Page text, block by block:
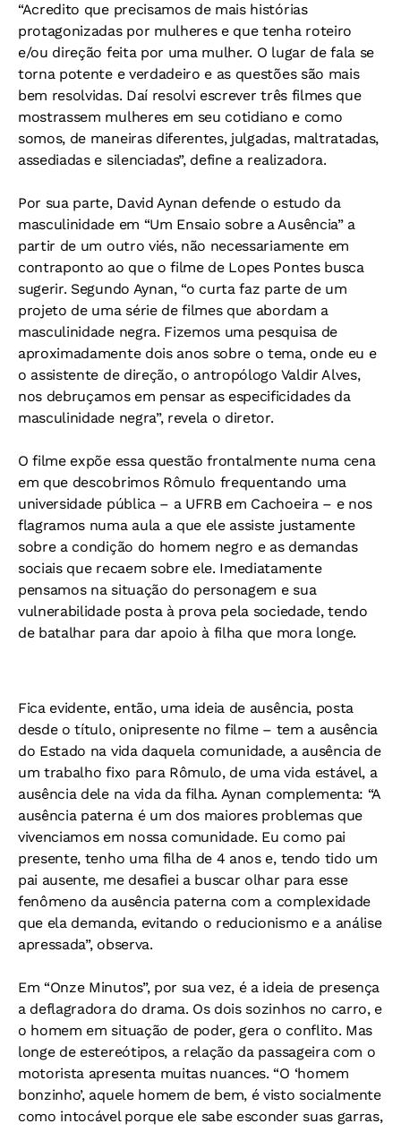
“Acredito que precisamos de mais histórias
protagonizadas por mulheres e que tenha roteiro
e/ou direção feita por uma mulher. O lugar de fala se
torna potente e verdadeiro e as questões são mais
bem resolvidas. Daí resolvi escrever três filmes que
mostrassem mulheres em seu cotidiano e como
somos, de maneiras diferentes, julgadas, maltratadas,
assediadas e silenciadas”, define a realizadora.
Por sua parte, David Aynan defende o estudo da
masculinidade em “Um Ensaio sobre a Ausência” a
partir de um outro viés, não necessariamente em
contraponto ao que o filme de Lopes Pontes busca
sugerir. Segundo Aynan, “o curta faz parte de um
projeto de uma série de filmes que abordam a
masculinidade negra. Fizemos uma pesquisa de
aproximadamente dois anos sobre o tema, onde eu e
o assistente de direção, o antropólogo Valdir Alves,
nos debruçamos em pensar as especificidades da
masculinidade negra”, revela o diretor.
O filme expõe essa questão frontalmente numa cena
em que descobrimos Rômulo frequentando uma
universidade pública – a UFRB em Cachoeira – e nos
flagramos numa aula a que ele assiste justamente
sobre a condição do homem negro e as demandas
sociais que recaem sobre ele. Imediatamente
pensamos na situação do personagem e sua
vulnerabilidade posta à prova pela sociedade, tendo
de batalhar para dar apoio à filha que mora longe.
Fica evidente, então, uma ideia de ausência, posta
desde o título, onipresente no filme – tem a ausência
do Estado na vida daquela comunidade, a ausência de
um trabalho fixo para Rômulo, de uma vida estável, a
ausência dele na vida da filha. Aynan complementa: “A
ausência paterna é um dos maiores problemas que
vivenciamos em nossa comunidade. Eu como pai
presente, tenho uma filha de 4 anos e, tendo tido um
pai ausente, me desafiei a buscar olhar para esse
fenômeno da ausência paterna com a complexidade
que ela demanda, evitando o reducionismo e a análise
apressada”, observa.
Em “Onze Minutos”, por sua vez, é a ideia de presença
a deflagradora do drama. Os dois sozinhos no carro, e
o homem em situação de poder, gera o conflito. Mas
longe de estereótipos, a relação da passageira com o
motorista apresenta muitas nuances. “O ‘homem
bonzinho’, aquele homem de bem, é visto socialmente
como intocável porque ele sabe esconder suas garras,